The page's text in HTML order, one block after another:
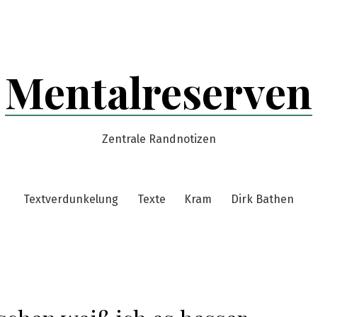
Mentalreserven
Zentrale Randnotizen
Textverdunkelung Texte Kram Dirk Bathen